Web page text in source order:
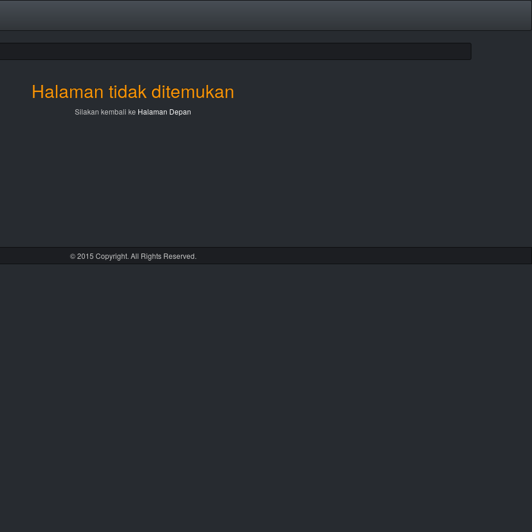
Halaman tidak ditemukan
Silakan kembali ke Halaman Depan
© 2015 Copyright. All Rights Reserved.